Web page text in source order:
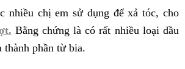
nhiều chị em sử dụng để xả tóc, cho
Bằng chứng là có rất nhiều loại dầu
thành phần từ bia.